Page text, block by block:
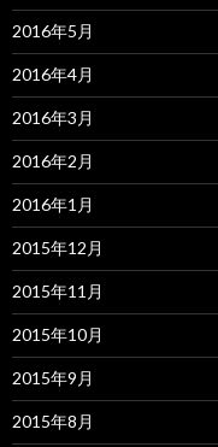
2016年5月
2016年4月
2016年3月
2016年2月
2016年1月
2015年12月
2015年11月
2015年10月
2015年9月
2015年8月